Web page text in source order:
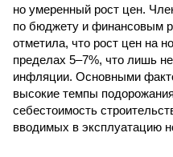
но умеренный рост цен.
по бюджету и финансовым
отметила, что рост цен на
пределах 5–7%, что лишь
инфляции. Основными
высокие темпы
себестоимость
вводимых в эксплуатацию